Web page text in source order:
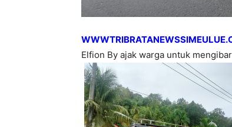
Elfion By ajak warga untuk